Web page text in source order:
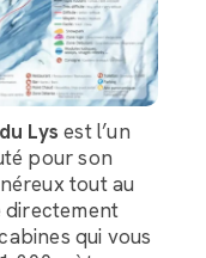
Lys est l’un
pour son
tout au
directement
qui vous